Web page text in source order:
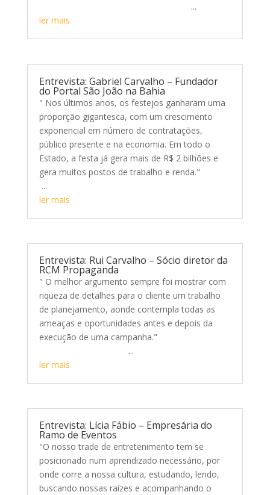
...
ler mais
Entrevista: Gabriel Carvalho – Fundador
do Portal São João na Bahia
" Nos últimos anos, os festejos ganharam uma
proporção gigantesca, com um crescimento
exponencial em número de contratações,
público presente e na economia. Em todo o
Estado, a festa já gera mais de R$ 2 bilhões e
gera muitos postos de trabalho e renda."
...
ler mais
Entrevista: Rui Carvalho – Sócio diretor da
RCM Propaganda
" O melhor argumento sempre foi mostrar com
riqueza de detalhes para o cliente um trabalho
de planejamento, aonde contempla todas as
ameaças e oportunidades antes e depois da
execução de uma campanha."
...
ler mais
Entrevista: Lícia Fábio – Empresária do
Ramo de Eventos
"O nosso trade de entretenimento tem se
posicionado num aprendizado necessário, por
onde corre a nossa cultura, estudando, lendo,
buscando nossas raízes e acompanhando o